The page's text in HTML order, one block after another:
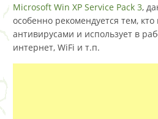
Microsoft Win XP Service Pack 3,
особенно рекомендуется тем,
антивирусами и использует в
интернет, WiFi и т.п.